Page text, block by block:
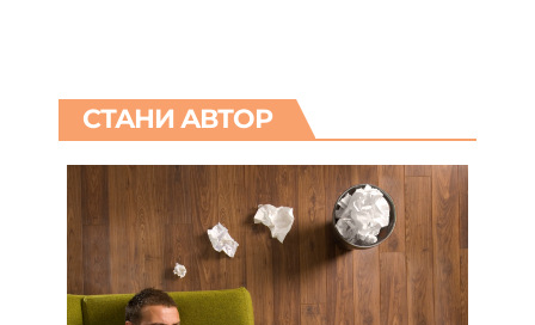
СТАНИ АВТОР